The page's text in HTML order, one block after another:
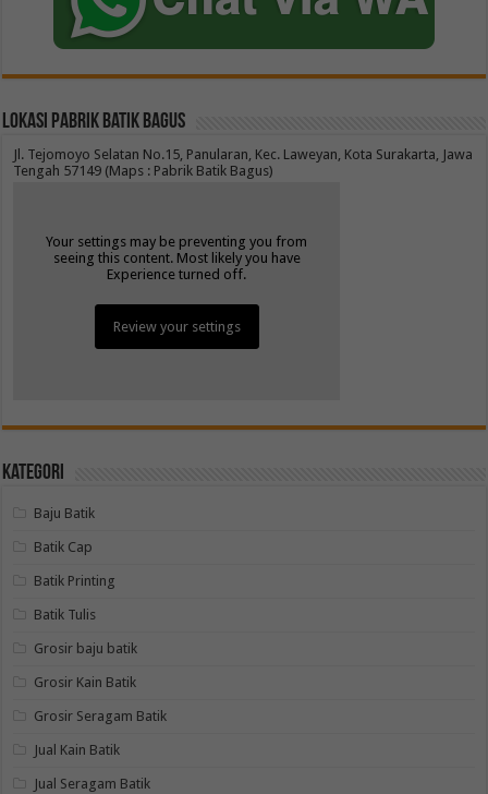
Lokasi Pabrik Batik Bagus
Jl. Tejomoyo Selatan No.15, Panularan, Kec. Laweyan, Kota Surakarta, Jawa
Tengah 57149 (Maps : Pabrik Batik Bagus)
Your settings may be preventing you from
seeing this content. Most likely you have
Experience turned off.
Review your settings
Kategori
Baju Batik
Batik Cap
Batik Printing
Batik Tulis
Grosir baju batik
Grosir Kain Batik
Grosir Seragam Batik
Jual Kain Batik
Jual Seragam Batik